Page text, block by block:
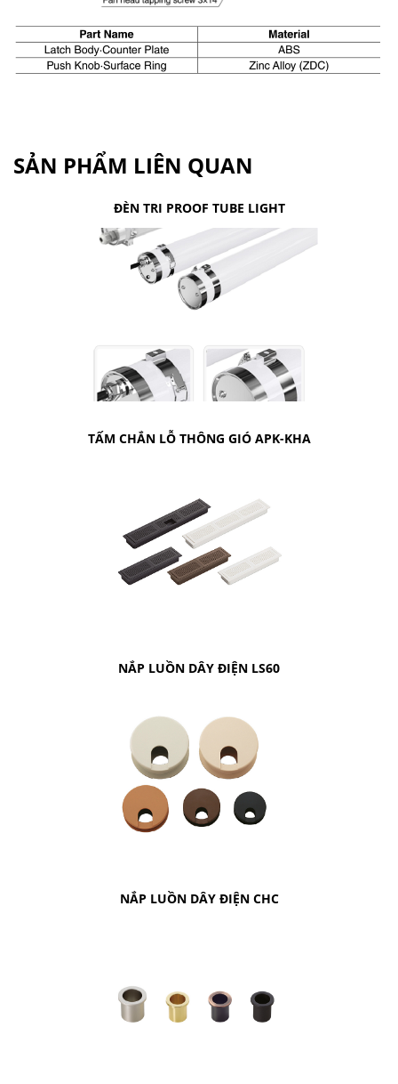
SẢN PHẨM LIÊN QUAN
ĐÈN TRI PROOF TUBE LIGHT
TẤM CHẮN LỖ THÔNG GIÓ APK-KHA
NẮP LUỒN DÂY ĐIỆN LS60
NẮP LUỒN DÂY ĐIỆN CHC